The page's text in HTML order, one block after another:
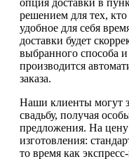
опция доставки в
решением для тех, кто
удобное для себя
доставки будет
выбранного способа и
производится
заказа.
Наши клиенты могут
свадьбу, получая
предложения. На
изготовления:
то время как